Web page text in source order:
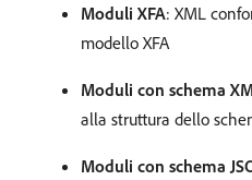
Moduli XFA: XML
modello XFA
Moduli con schema
alla struttura dello
Moduli con schema